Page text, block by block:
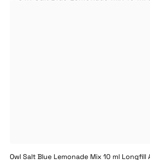
Owl Salt Blue Lemonade Mix 10 ml Longfill